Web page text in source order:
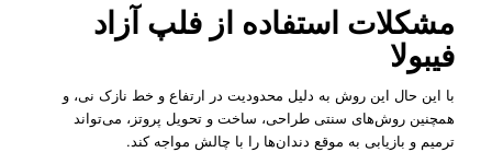
مشکلات استفاده از فلپ آزاد
فیبولا
با این حال این روش به دلیل محدودیت در ارتفاع و خط نازک نی، و
همچنین روش‌های سنتی طراحی، ساخت و تحویل پروتز، می‌تواند
ترمیم و بازیابی به موقع دندان‌ها را با چالش مواجه کند.